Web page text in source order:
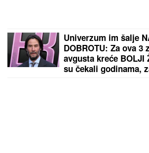
Univerzum im šalje
DOBROTU: Za ova 3
avgusta kreće BOLJI
su čekali godinama,